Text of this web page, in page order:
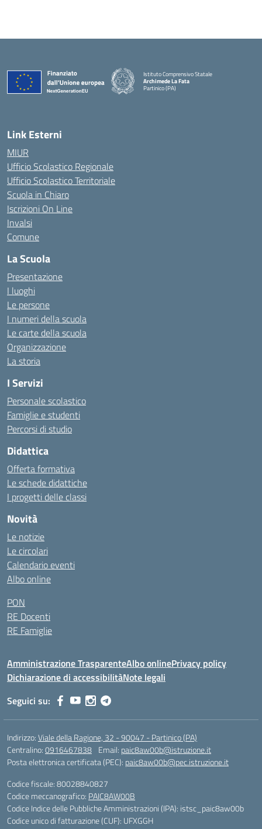
Istituto Comprensivo Statale
Archimede La Fata
Partinico (PA)
Link Esterni
MIUR
Ufficio Scolastico Regionale
Ufficio Scolastico Territoriale
Scuola in Chiaro
Iscrizioni On Line
Invalsi
Comune
La Scuola
Presentazione
I luoghi
Le persone
I numeri della scuola
Le carte della scuola
Organizzazione
La storia
I Servizi
Personale scolastico
Famiglie e studenti
Percorsi di studio
Didattica
Offerta formativa
Le schede didattiche
I progetti delle classi
Novità
Le notizie
Le circolari
Calendario eventi
Albo online
PON
RE Docenti
RE Famiglie
Amministrazione TrasparenteAlbo onlinePrivacy policy
Dichiarazione di accessibilitàNote legali
Seguici su:
Indirizzo:Viale della Ragione, 32 - 90047 - Partinico (PA)
Centralino:0916467838 Email: paic8aw00b@istruzione.it
Posta elettronica certificata (PEC): paic8aw00b@pec.istruzione.it
Codice fiscale: 80028840827
Codice meccanografico: PAIC8AW00B
Codice Indice delle Pubbliche Amministrazioni (IPA): istsc_paic8aw00b
Codice unico di fatturazione (CUF): UFXGGH